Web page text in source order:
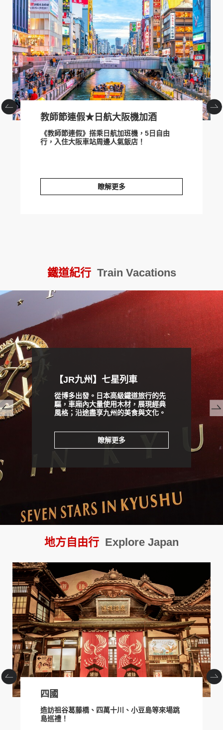
prev next
教師節連假★日航大阪機加酒
《教師節連假》搭乘日航加班機，5日自由
行，入住大阪車站周邊人氣飯店！
瞭解更多
prev next
鐵道紀行 Train Vacations
【JR九州】七星列車
【JR九州】七星列車
從博多出發。日本高級鐵道旅行的先
驅，車廂內大量使用木材，展現經典
風格；沿途盡享九州的美食與文化。
瞭解更多
地方自由行 Explore Japan
四國
造訪祖谷葛藤橋、四萬十川、小豆島等來場跳
島巡禮！